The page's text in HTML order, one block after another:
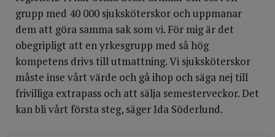
grupp med 40 000 sjuksköterskor och uppmanar
dem att göra samma sak som vi. För mig är det
obegripligt att en yrkesgrupp med så hög
kompetens drivs till utmattning. Vi sjuksköterskor
måste inse vårt värde och gå ihop och säga nej till
frivilliga extrapass och att sälja semesterveckor. Det
kan bli vårt första steg, säger Ida Söderlund.